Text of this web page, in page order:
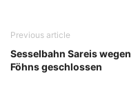
Previous article
Sesselbahn Sareis wegen
Föhns geschlossen